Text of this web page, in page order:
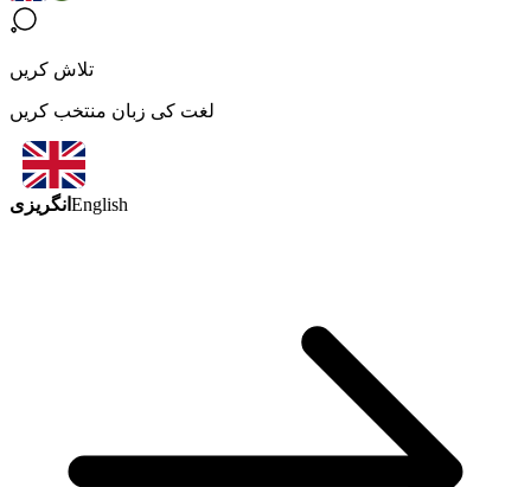
تلاش کریں
لغت کی زبان منتخب کریں
انگریزی English